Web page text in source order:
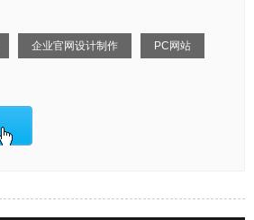
企业官网设计制作 PC网站